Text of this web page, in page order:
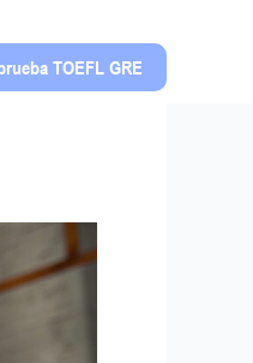
TOEFL GRE